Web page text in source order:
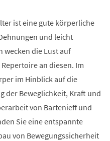
ist eine gute körperliche
und leicht
wecken die Lust auf
an diesen. Im
im Hinblick auf die
der Beweglichkeit, Kraft und
von Bartenieff und
Sie eine entspannte
von Bewegungssicherheit